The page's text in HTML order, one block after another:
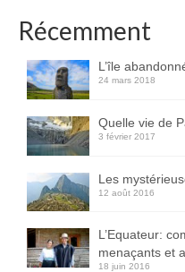
Récemment
L’île
24 mars 2018
Quelle vie de
3 février 2017
Les
12 août 2016
L’Equateur:
menaçants et
18 juin 2016